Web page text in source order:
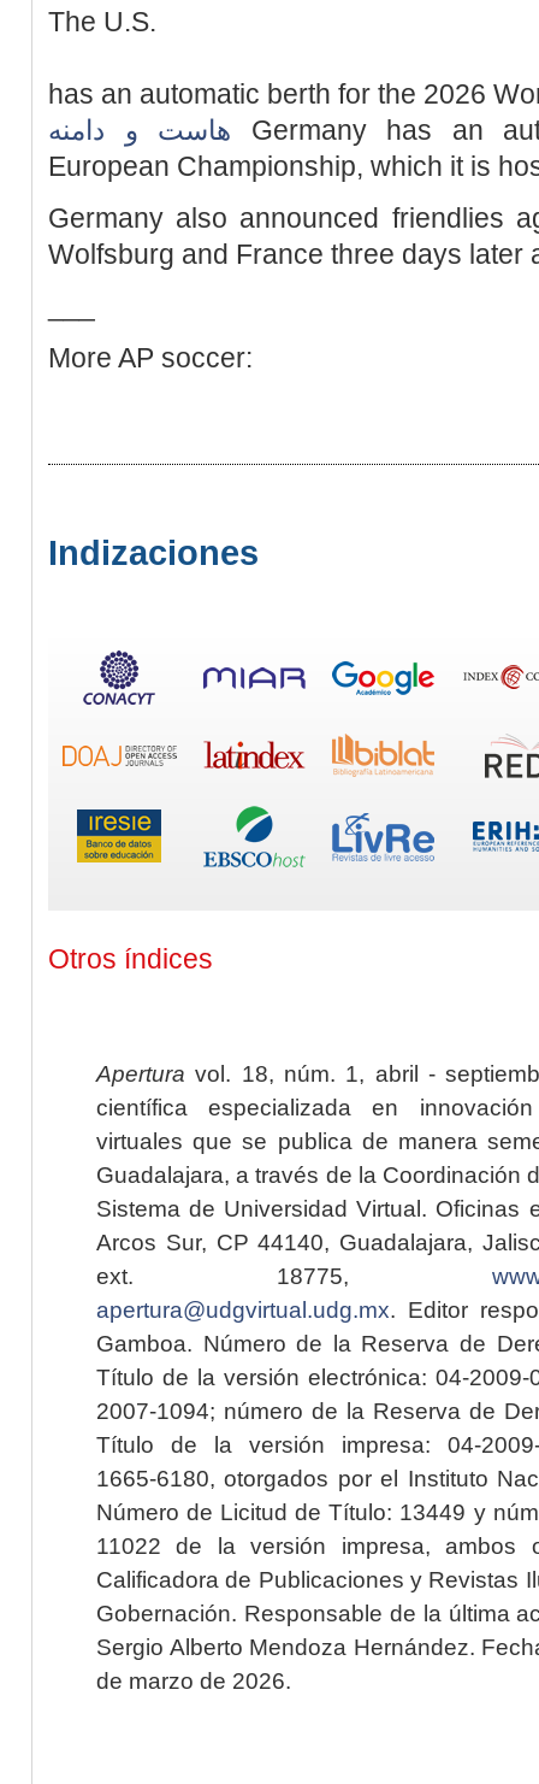
The U.S.
has an automatic berth for the 2026
هاست و دامنه Germany has an
European Championship, which it is
Germany also announced friendlies
Wolfsburg and France three days later
More AP soccer:
Indizaciones
Otros índices
Apertura vol. 18, núm. 1, abril -
científica especializada en
virtuales que se publica de manera
Guadalajara, a través de la Coordinación
Sistema de Universidad Virtual. Oficinas
Arcos Sur, CP 44140, Guadalajara,
ext. 18775,
apertura@udgvirtual.udg.mx. Editor
Gamboa. Número de la Reserva de
Título de la versión electrónica: 04-2009-
2007-1094; número de la Reserva de
Título de la versión impresa: 04-2009-
1665-6180, otorgados por el Instituto
Número de Licitud de Título: 13449 y
11022 de la versión impresa, ambos
Calificadora de Publicaciones y Revistas
Gobernación. Responsable de la última
Sergio Alberto Mendoza Hernández.
de marzo de 2026.